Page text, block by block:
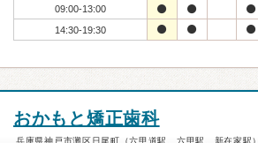
09:00-13:00
14:30-19:30
おかもと矯正歯科
兵庫県神戸市灘区日尾町（六甲道駅、六甲駅、新在家駅）